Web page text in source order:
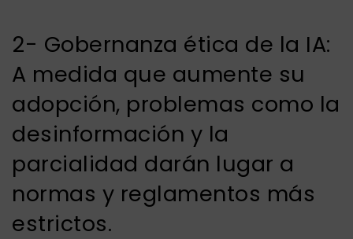
2- Gobernanza ética de la IA:
A medida que aumente su
adopción, problemas como la
desinformación y la
parcialidad darán lugar a
normas y reglamentos más
estrictos.